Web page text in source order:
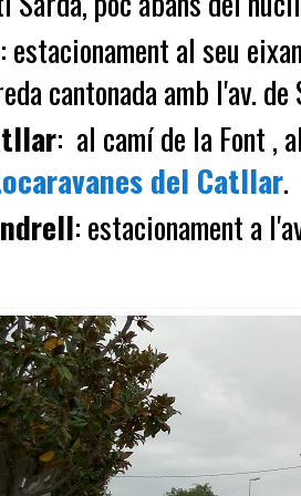
: estacionament al seu
cantonada amb l'av. de
: al camí de la Font ,
del Catllar.
: estacionament a